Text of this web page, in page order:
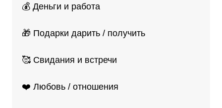
💰 Деньги и работа
🎁 Подарки дарить / получить
🥰 Свидания и встречи
❤️ Любовь / отношения